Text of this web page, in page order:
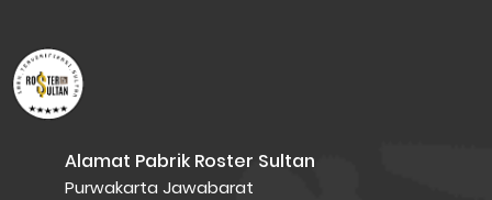
Alamat Pabrik Roster Sultan
Purwakarta Jawabarat